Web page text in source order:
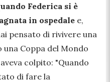
Federica si è
in ospedale e,
pensato di rivivere una
Coppa del Mondo
colpito: "Quando
di fare la